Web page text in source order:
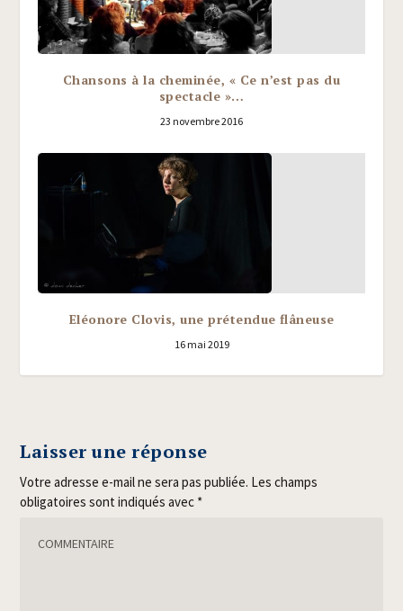
Chansons à la cheminée, « Ce n’est pas du
spectacle »…
23 novembre 2016
Eléonore Clovis, une prétendue flâneuse
16 mai 2019
Laisser une réponse
Votre adresse e-mail ne sera pas publiée. Les champs
obligatoires sont indiqués avec *